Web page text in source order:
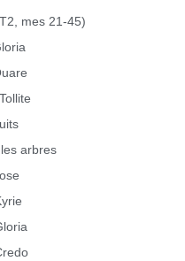
mes 21-45)
arbres